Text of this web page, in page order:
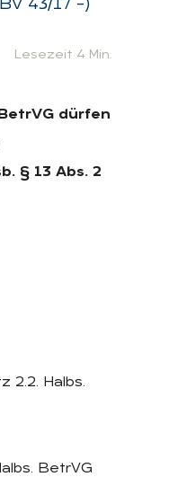
43/17 –)
Lesezeit 4 Min.
dürfen
§ 13 Abs. 2
2.2. Halbs.
BetrVG